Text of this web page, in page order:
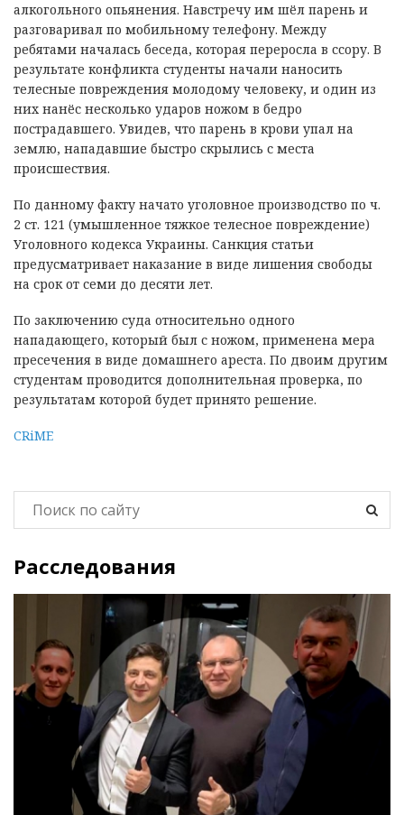
алкогольного опьянения. Навстречу им шёл парень и
разговаривал по мобильному телефону. Между
ребятами началась беседа, которая переросла в ссору. В
результате конфликта студенты начали наносить
телесные повреждения молодому человеку, и один из
них нанёс несколько ударов ножом в бедро
пострадавшего. Увидев, что парень в крови упал на
землю, нападавшие быстро скрылись с места
происшествия.
По данному факту начато уголовное производство по ч.
2 ст. 121 (умышленное тяжкое телесное повреждение)
Уголовного кодекса Украины. Санкция статьи
предусматривает наказание в виде лишения свободы
на срок от семи до десяти лет.
По заключению суда относительно одного
нападающего, который был с ножом, применена мера
пресечения в виде домашнего ареста. По двоим другим
студентам проводится дополнительная проверка, по
результатам которой будет принято решение.
CRiME
Расследования